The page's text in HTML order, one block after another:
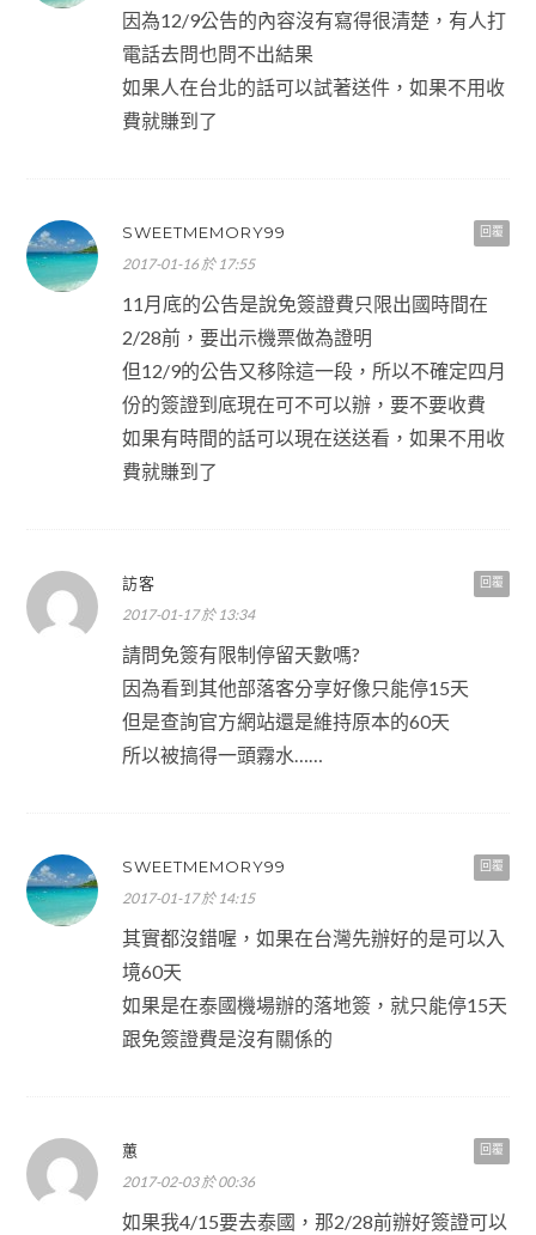
因為12/9公告的內容沒有寫得很清楚，有人打
電話去問也問不出結果
如果人在台北的話可以試著送件，如果不用收
費就賺到了
回覆
SWEETMEMORY99
2017-01-16 於 17:55
11月底的公告是說免簽證費只限出國時間在
2/28前，要出示機票做為證明
但12/9的公告又移除這一段，所以不確定四月
份的簽證到底現在可不可以辦，要不要收費
如果有時間的話可以現在送送看，如果不用收
費就賺到了
回覆
訪客
2017-01-17 於 13:34
請問免簽有限制停留天數嗎?
因為看到其他部落客分享好像只能停15天
但是查詢官方網站還是維持原本的60天
所以被搞得一頭霧水……
回覆
SWEETMEMORY99
2017-01-17 於 14:15
其實都沒錯喔，如果在台灣先辦好的是可以入
境60天
如果是在泰國機場辦的落地簽，就只能停15天
跟免簽證費是沒有關係的
回覆
蕙
2017-02-03 於 00:36
如果我4/15要去泰國，那2/28前辦好簽證可以